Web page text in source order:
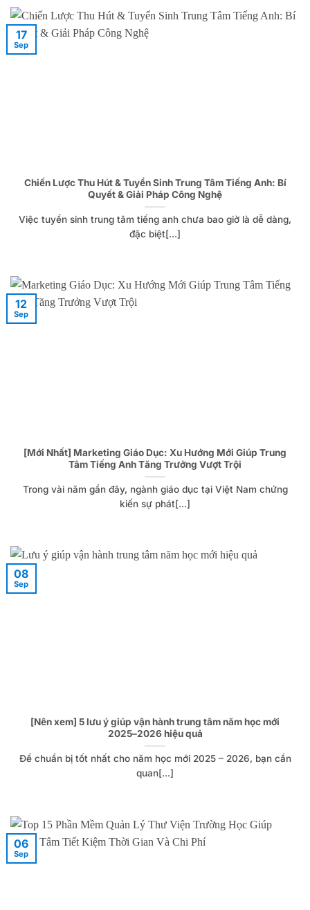
Chiến Lược Thu Hút & Tuyển Sinh Trung Tâm Tiếng Anh: Bí
Quyết & Giải Pháp Công Nghệ
Việc tuyển sinh trung tâm tiếng anh chưa bao giờ là dễ dàng,
đặc biệt[...]
17
Sep
[Mới Nhất] Marketing Giáo Dục: Xu Hướng Mới Giúp Trung
Tâm Tiếng Anh Tăng Trưởng Vượt Trội
Trong vài năm gần đây, ngành giáo dục tại Việt Nam chứng
kiến sự phát[...]
12
Sep
[Nên xem] 5 lưu ý giúp vận hành trung tâm năm học mới
2025–2026 hiệu quả
Để chuẩn bị tốt nhất cho năm học mới 2025 – 2026, bạn cần
quan[...]
08
Sep
06
Sep